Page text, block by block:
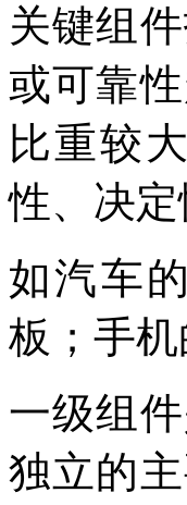
关键组
或可靠
比重较
性、决定
如汽车
板；手
一级组
独立的